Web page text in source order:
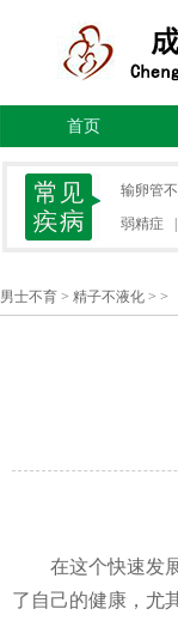
首页
输卵管
弱精症
男士不育> 精子不液化> >
在这个快速发
了自己的健康，尤